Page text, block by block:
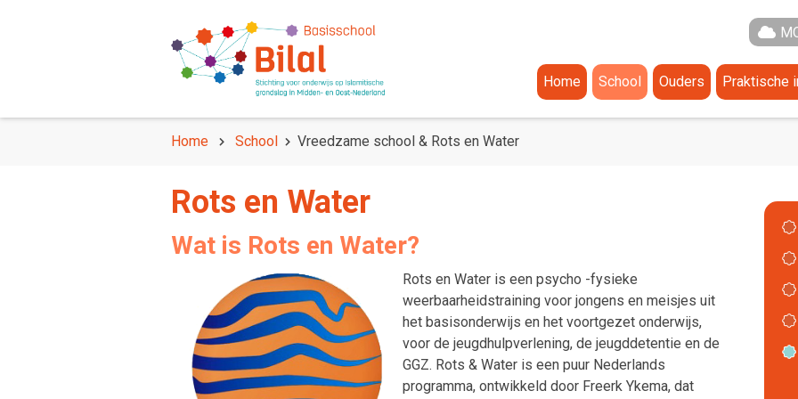
Home
School
Vreedzame school & Rots en
Groepen
Groep 1
Groep 2
Groep 3
Ouders
Ouderportaal
Praktische
Home School Vreedzame school & Rots en Water
Rots en Water
Wat is Rots en Water?
Rots en Water is een psycho -fysieke
weerbaarheidstraining voor jongens en meisjes uit
het basisonderwijs en het voortgezet onderwijs,
voor de jeugdhulpverlening, de jeugddetentie en de
GGZ. Rots & Water is een puur Nederlands
programma, ontwikkeld door Freerk Ykema, dat